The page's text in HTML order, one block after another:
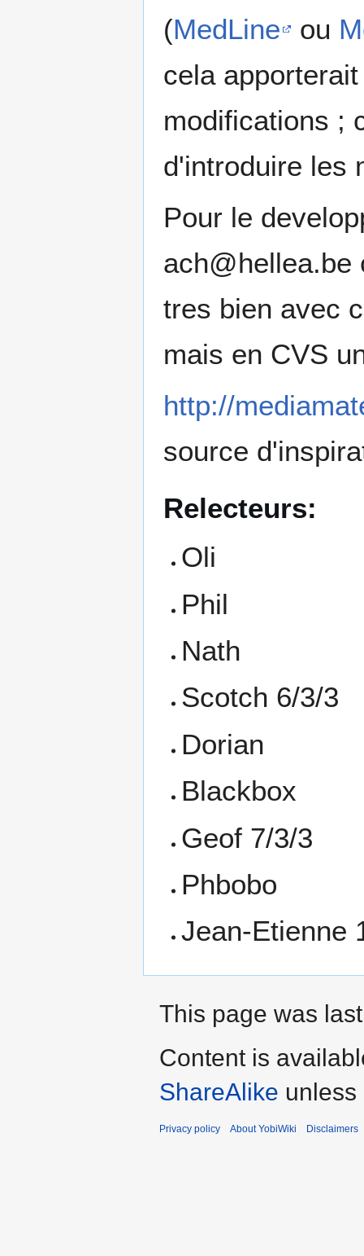
(MedLine ou
cela
modifications ;
d'introduire les
Pour le
ach@hellea.be
tres bien avec
mais en CVS
http://
source
Relecteurs:
Oli
Phil
Nath
Scotch 6/3/3
Dorian
Blackbox
Geof 7/3/3
Phbobo
Jean-Etienne
This page was
Content is
ShareAlike unless
Privacy policy About YobiWiki Disclaimers